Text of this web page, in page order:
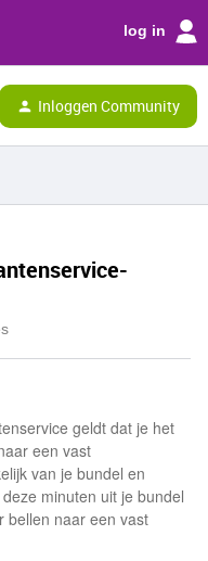
log in
Inloggen Community
geldt dat je het
een vast
van je bundel en
minuten uit je bundel
bellen naar een vast